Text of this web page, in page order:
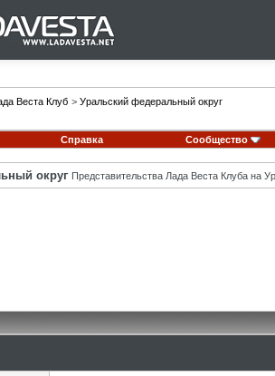
Веста Клуб > Уральский федеральный округ
Справка Сообщество
округ Представительства Лада Веста Клуба на